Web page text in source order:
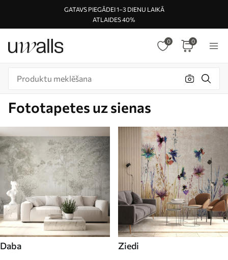
GATAVS PIEGĀDEI 1–3 DIENU LAIKĀ
ATLAIDES 40%
0 0
Fototapetes uz sienas
Daba Ziedi